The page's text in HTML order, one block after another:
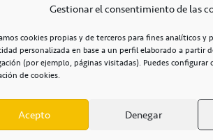
Gestionar el consentimiento de las
cookies propias y de terceros para fines analíticos y
personalizada en base a un perfil elaborado a partir
(por ejemplo, páginas visitadas). Puedes configurar
de cookies.
Acepto Denegar